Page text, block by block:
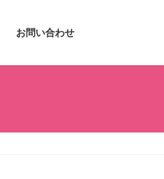
お問い合わせ